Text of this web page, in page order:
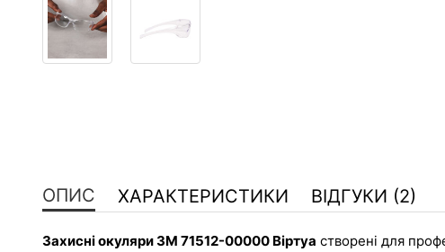
ОПИС ХАРАКТЕРИСТИКИ ВІДГУКИ (2)
Захисні окуляри 3M 71512-00000 Віртуа створені для